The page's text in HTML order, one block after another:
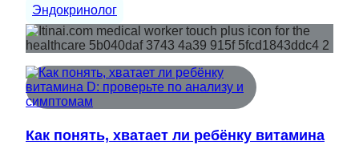
Эндокринолог
Как понять, хватает ли ребёнку витамина